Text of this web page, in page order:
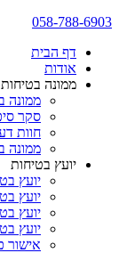
058-788-6903
דף הבית
אודות
ממונה בטיחות
ממונה
סקר
חוות
ממונה
יועץ בטיחות
יועץ
יועץ
יועץ
יועץ
אישור